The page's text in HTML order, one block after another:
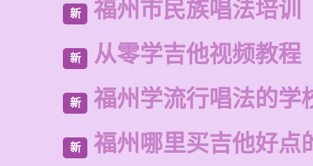
新 福州市民族唱法培训
新 从零学吉他视频教程
新 福州学流行唱法的学
新 福州哪里买吉他好点